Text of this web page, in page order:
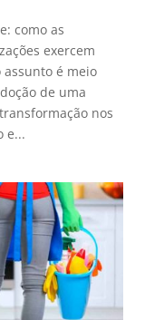
como as
exercem
é meio
de uma
nos
e...